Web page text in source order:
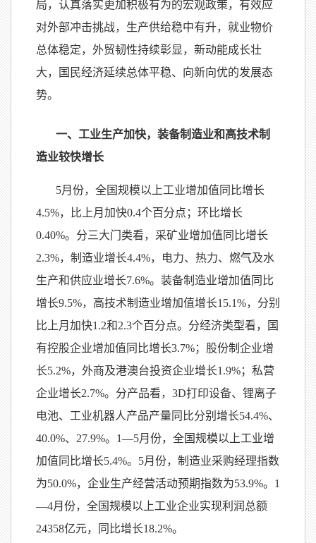
局，认真落实更加积极有为的宏观政策，有效应
对外部冲击挑战，生产供给稳中有升，就业物价
总体稳定，外贸韧性持续彰显，新动能成长壮
大，国民经济延续总体平稳、向新向优的发展态
势。
一、工业生产加快，装备制造业和高技术制
造业较快增长
5月份，全国规模以上工业增加值同比增长
4.5%，比上月加快0.4个百分点；环比增长
0.40%。分三大门类看，采矿业增加值同比增长
2.3%，制造业增长4.4%，电力、热力、燃气及水
生产和供应业增长7.6%。装备制造业增加值同比
增长9.5%，高技术制造业增加值增长15.1%，分别
比上月加快1.2和2.3个百分点。分经济类型看，国
有控股企业增加值同比增长3.7%；股份制企业增
长5.2%，外商及港澳台投资企业增长1.9%；私营
企业增长2.7%。分产品看，3D打印设备、锂离子
电池、工业机器人产品产量同比分别增长54.4%、
40.0%、27.9%。1—5月份，全国规模以上工业增
加值同比增长5.4%。5月份，制造业采购经理指数
为50.0%，企业生产经营活动预期指数为53.9%。1
—4月份，全国规模以上工业企业实现利润总额
24358亿元，同比增长18.2%。